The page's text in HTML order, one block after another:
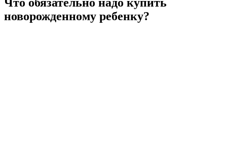
новорожденному ребенку?